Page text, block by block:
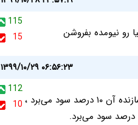
115
15
۱۳۹۹/۱۰/۲۹ ۰۶:۵۶:۲۳
112
10 هر خودرویی که در هر نقطه جهان تولید و وارد بازار ایران شود، کارخانه سازنده آن ۱۰ درصد سود می‌برد ،